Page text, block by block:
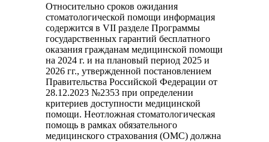
Относительно сроков ожидания
стоматологической помощи информация
содержится в VII разделе Программы
государственных гарантий бесплатного
оказания гражданам медицинской помощи
на 2024 г. и на плановый период 2025 и
2026 гг., утвержденной постановлением
Правительства Российской Федерации от
28.12.2023 №2353 при определении
критериев доступности медицинской
помощи. Неотложная стоматологическая
помощь в рамках обязательного
медицинского страхования (ОМС) должна